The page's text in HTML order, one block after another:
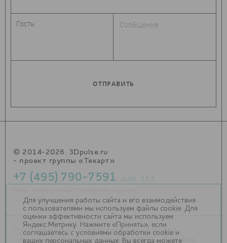
© 2014-2026. 3Dpulse.ru
- проект группы «Текарт»
+7 (495) 790-7591
https://t.me/Techart_CaseStudy
Приглашения на соответствующие нашей
тематике мероприятия, пресс-релизы и другие
Для улучшения работы сайта и его взаимодействия
с пользователями мы используем файлы cookie. Для
оценки эффективности сайта мы используем
Яндекс.Метрику. Нажмите «Принять», если
соглашаетесь с условиями обработки cookie и
ваших персональных данных. Вы всегда можете